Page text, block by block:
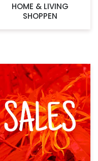
HOME & LIVING
SHOPPEN